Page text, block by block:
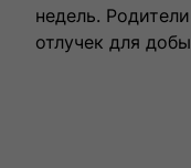
недель.
отлучек для